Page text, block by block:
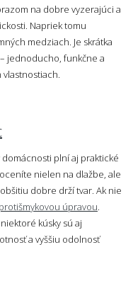
na dobre vyzerajúci a
Napriek tomu
medziach. Je skrátka
jednoducho, funkčne a
plní aj praktické
nielen na dlažbe, ale
obšitiu dobre drží tvar. Ak nie
protišmykovou úpravou
kúsky sú aj
a vyššiu odolnosť